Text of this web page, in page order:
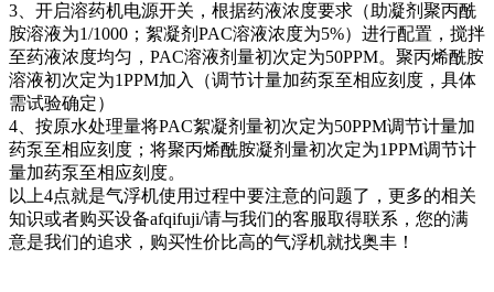
3、开启溶药机电源开关，根据药液浓度要求（助凝剂聚丙酰
胺溶液为1/1000；絮凝剂PAC溶液浓度为5%）进行配置，搅拌
至药液浓度均匀，PAC溶液剂量初次定为50PPM。聚丙烯酰胺
溶液初次定为1PPM加入（调节计量加药泵至相应刻度，具体
需试验确定）
4、按原水处理量将PAC絮凝剂量初次定为50PPM调节计量加
药泵至相应刻度；将聚丙烯酰胺凝剂量初次定为1PPM调节计
量加药泵至相应刻度。
以上4点就是气浮机使用过程中要注意的问题了，更多的相关
知识或者购买设备afqifuji/请与我们的客服取得联系，您的满
意是我们的追求，购买性价比高的气浮机就找奥丰！